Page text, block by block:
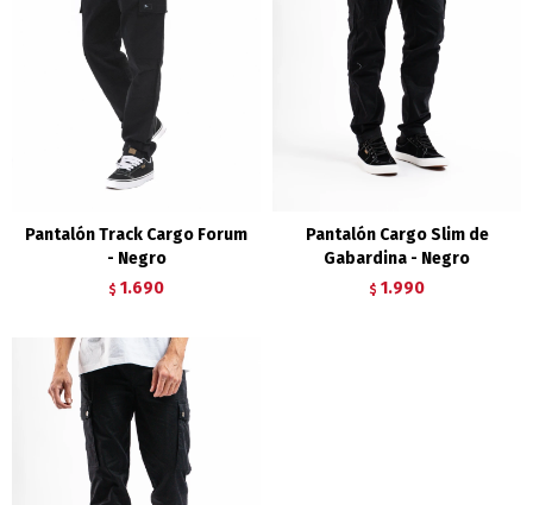
Pantalón Track Cargo Forum
- Negro
$ 1.690
Pantalón Cargo Slim de
Gabardina - Negro
$ 1.990